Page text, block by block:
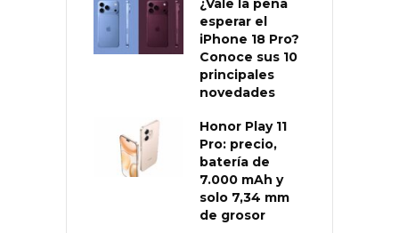
esperar el
iPhone 18 Pro?
Conoce sus 10
principales
novedades
Honor Play 11
Pro: precio,
batería de
7.000 mAh y
solo 7,34 mm
de grosor